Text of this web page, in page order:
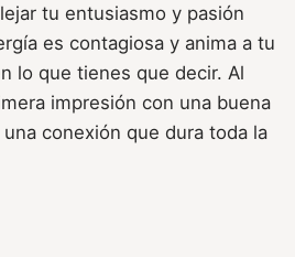
tu entusiasmo y pasión
es contagiosa y anima a tu
lo que tienes que decir. Al
impresión con una buena
conexión que dura toda la